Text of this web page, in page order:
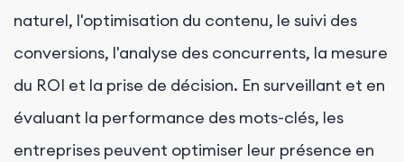
naturel, l'optimisation du contenu, le suivi des
conversions, l'analyse des concurrents, la mesure
du ROI et la prise de décision. En surveillant et en
évaluant la performance des mots-clés, les
entreprises peuvent optimiser leur présence en